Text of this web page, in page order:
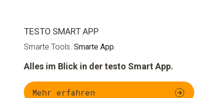
TESTO SMART APP
Smarte Tools. Smarte App.
Alles im Blick in der testo Smart App.
Mehr erfahren